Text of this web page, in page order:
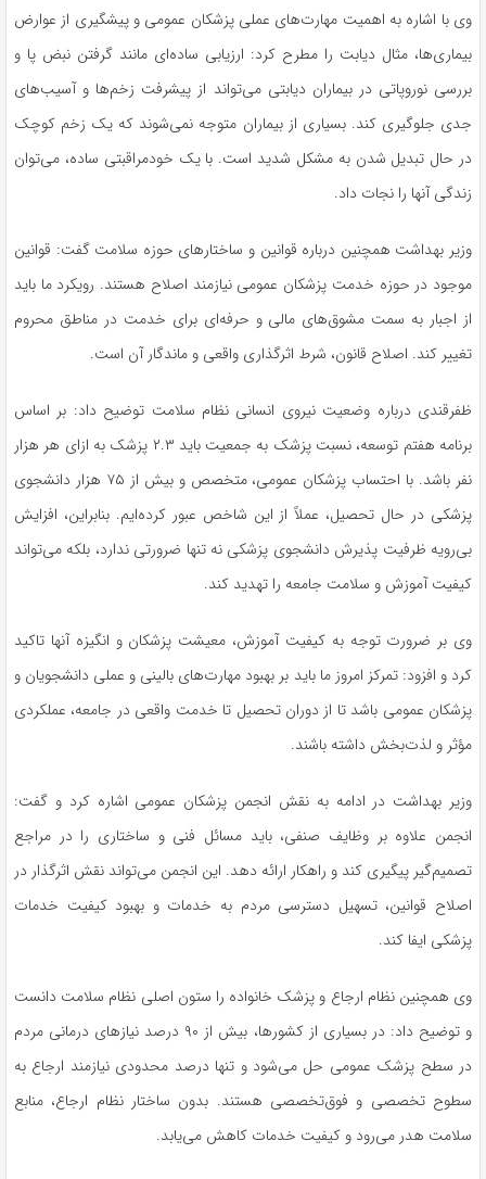
وی با اشاره به اهمیت مهارت‌های عملی پزشکان عمومی و پیشگیری از عوارض
بیماری‌ها، مثال دیابت را مطرح کرد: ارزیابی ساده‌ای مانند گرفتن نبض پا و
بررسینوروپاتی در بیماران دیابتی می‌تواند از پیشرفت زخم‌ها و آسیب‌های
جدی جلوگیری کند. بسیاری از بیماران متوجه نمی‌شوند که یک زخم کوچک
در حال تبدیل شدن به مشکل شدید است. با یک خودمراقبتی ساده، می‌توان
زندگی آنها را نجات داد.
وزیر بهداشت همچنین درباره قوانین و ساختارهای حوزه سلامت گفت: قوانین
موجود در حوزه خدمت پزشکان عمومی نیازمند اصلاح هستند. رویکرد ما باید
از اجبار به سمت مشوق‌های مالی و حرفه‌ای برای خدمت در مناطق محروم
تغییر کند. اصلاح قانون، شرط اثرگذاری واقعی و ماندگار آن است.
ظفرقندی درباره وضعیت نیروی انسانی نظام سلامت توضیح داد: بر اساس
برنامه هفتم توسعه، نسبت پزشک به جمعیت باید ۲.۳ پزشک به ازای هر هزار
نفر باشد. با احتساب پزشکان عمومی، متخصص و بیش از ۷۵ هزار دانشجوی
پزشکی در حال تحصیل، عملاً از این شاخص عبور کرده‌ایم. بنابراین، افزایش
بی‌رویه ظرفیت پذیرش دانشجوی پزشکی نه تنها ضرورتی ندارد، بلکه می‌تواند
کیفیت آموزش و سلامت جامعه را تهدید کند.
وی بر ضرورت توجه به کیفیت آموزش، معیشت پزشکان و انگیزه آنها تاکید
کرد و افزود: تمرکز امروز ما باید بر بهبود مهارت‌های بالینی و عملی دانشجویان و
پزشکان عمومی باشد تا از دوران تحصیل تا خدمت واقعی در جامعه، عملکردی
مؤثر و لذت‌بخش داشته باشند.
وزیر بهداشت در ادامه به نقش انجمن پزشکان عمومی اشاره کرد و گفت:
انجمن علاوه بر وظایف صنفی، باید مسائل فنی و ساختاری را در مراجع
تصمیم‌گیر پیگیری کند و راهکار ارائه دهد. این انجمن می‌تواند نقش اثرگذار در
اصلاح قوانین، تسهیل دسترسی مردم به خدمات و بهبود کیفیت خدمات
پزشکی ایفا کند.
وی همچنین نظام ارجاع و پزشک خانواده را ستون اصلی نظام سلامت دانست
و توضیح داد: در بسیاری از کشورها، بیش از ۹۰ درصد نیازهای درمانی مردم
در سطح پزشک عمومی حل می‌شود و تنها درصد محدودی نیازمند ارجاع به
سطوح تخصصی و فوق‌تخصصی هستند. بدون ساختار نظام ارجاع، منابع
سلامت هدر می‌رود و کیفیت خدمات کاهش می‌یابد.